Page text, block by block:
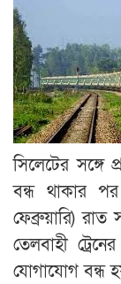
সিলেটের সঙ্গে
বন্ধ থাকার
ফেব্রুয়ারি)
তেলবাহী
যোগাযোগ বন্ধ